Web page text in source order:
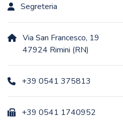
Segreteria
Via San Francesco, 19
47924 Rimini (RN)
+39 0541 375813
+39 0541 1740952